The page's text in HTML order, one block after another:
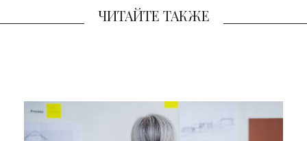
ЧИТАЙТЕ ТАКЖЕ